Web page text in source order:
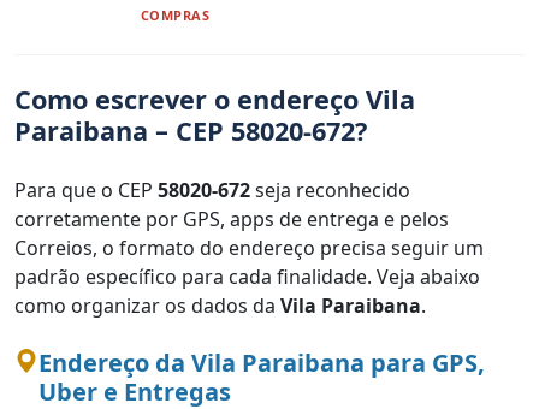
COMPRAS
Como escrever o endereço Vila
Paraibana – CEP 58020-672?
Para que o CEP 58020-672seja reconhecido
corretamente por GPS, apps de entrega e pelos
Correios, o formato do endereço precisa seguir um
padrão específico para cada finalidade. Veja abaixo
como organizar os dados da Vila Paraibana.
Endereço da Vila Paraibana para GPS,
Uber e Entregas